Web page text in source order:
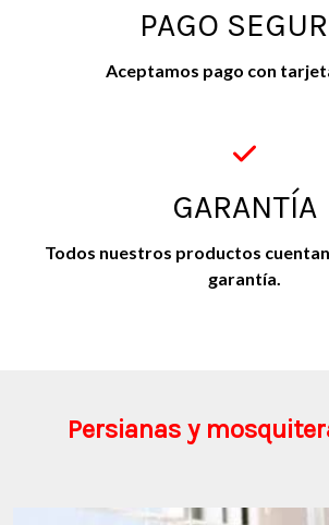
PAGO
Aceptamos pago con
GARANTÍA
Todos nuestros productos
garantía.
Persianas y